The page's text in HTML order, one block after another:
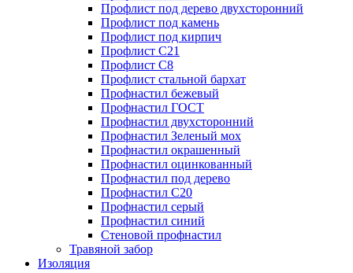
Профлист под дерево двухсторонний
Профлист под камень
Профлист под кирпич
Профлист С21
Профлист С8
Профлист стальной бархат
Профнастил бежевый
Профнастил ГОСТ
Профнастил двухсторонний
Профнастил Зеленый мох
Профнастил окрашенный
Профнастил оцинкованный
Профнастил под дерево
Профнастил С20
Профнастил серый
Профнастил синий
Стеновой профнастил
Травяной забор
Изоляция